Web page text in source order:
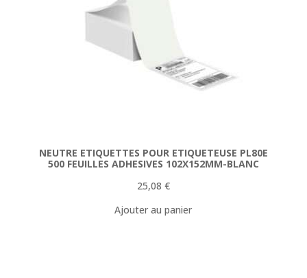
NEUTRE ETIQUETTES POUR ETIQUETEUSE PL80E
500 FEUILLES ADHESIVES 102X152MM-BLANC
25,08 €
Ajouter au panier